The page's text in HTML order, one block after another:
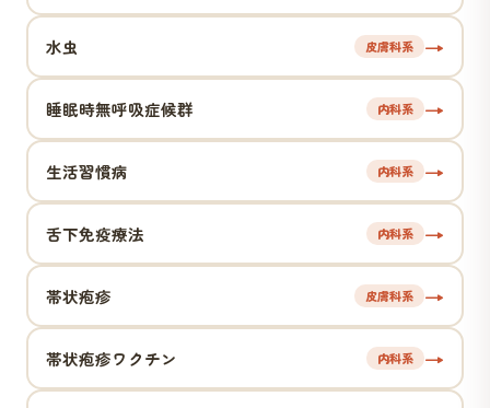
水虫 皮膚科系 →
睡眠時無呼吸症候群 内科系 →
生活習慣病 内科系 →
舌下免疫療法 内科系 →
帯状疱疹 皮膚科系 →
帯状疱疹ワクチン 内科系 →